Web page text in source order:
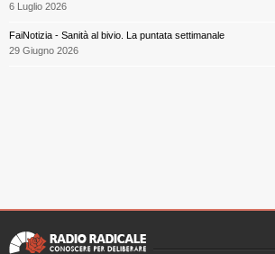
6 Luglio 2026
FaiNotizia - Sanità al bivio. La puntata settimanale
29 Giugno 2026